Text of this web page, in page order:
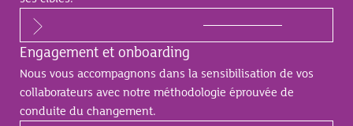
Engagement et onboarding
Nous vous accompagnons dans la sensibilisation de vos
collaborateurs avec notre méthodologie éprouvée de
conduite du changement.